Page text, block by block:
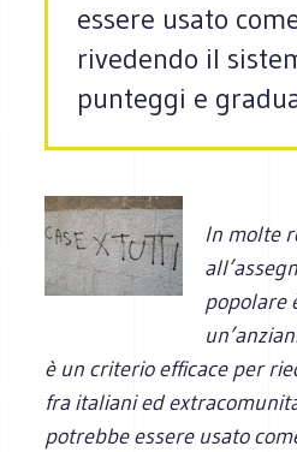
essere usato
rivedendo il
punteggi e
In molte
popolare
è un criterio efficace per
fra italiani ed
potrebbe essere usato